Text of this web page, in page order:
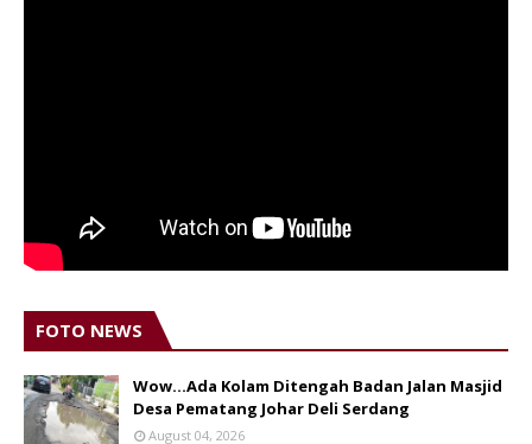
FOTO NEWS
Wow...Ada Kolam Ditengah Badan Jalan Masjid
Desa Pematang Johar Deli Serdang
August 04, 2026